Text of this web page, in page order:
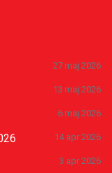
27 maj 2026
13 maj 2026
6 maj 2026
14 apr 2026
3 apr 2026